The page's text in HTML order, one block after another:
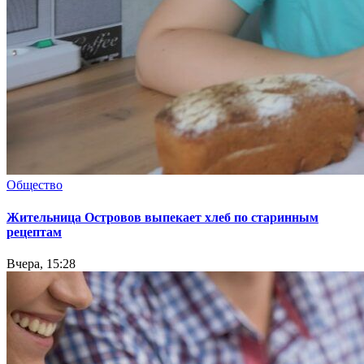
Общество
Жительница Островов выпекает хлеб по старинным
рецептам
Вчера, 15:28